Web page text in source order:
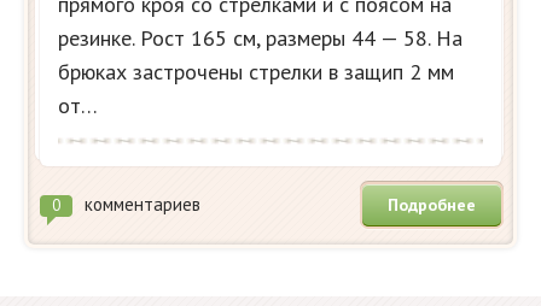
резинке. Рост 165 см, размеры 44 — 58. На
брюках застрочены стрелки в защип 2 мм
от…
0 комментариев Подробнее